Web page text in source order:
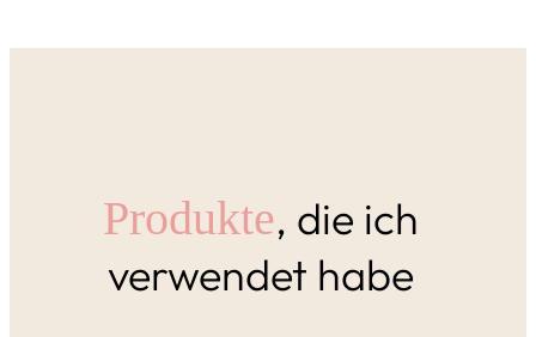
Produkte, die ich
verwendet habe